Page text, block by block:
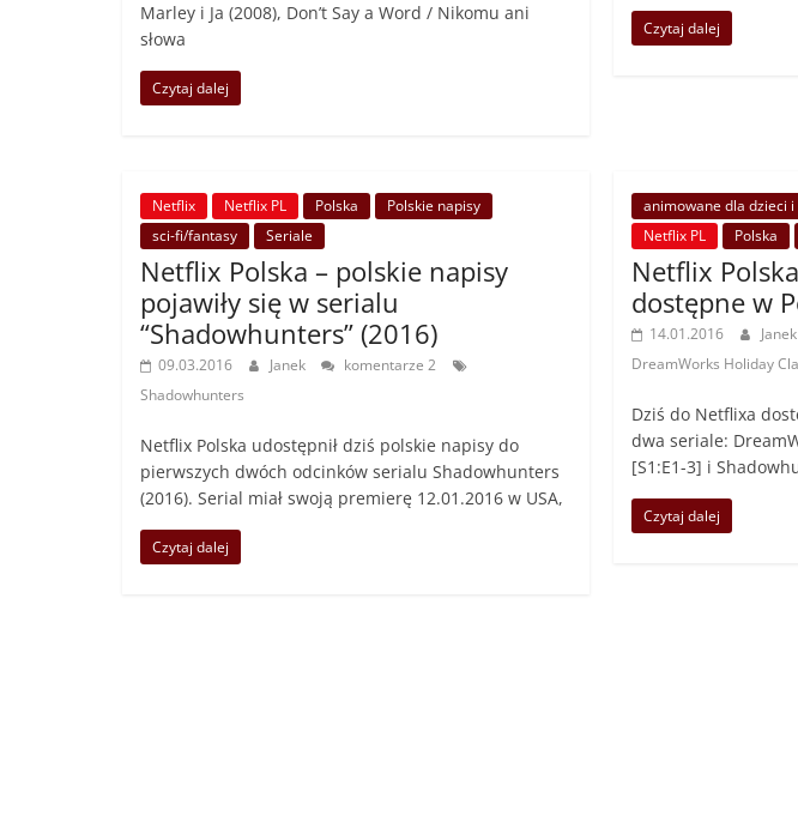
Marley i Ja (2008), Don’t Say a Word / Nikomu ani
słowa
Czytaj dalej
Czytaj dalej
Netflix Netflix PL Polska
Polskie napisy
sci-fi/fantasy
Seriale
Netflix Polska – polskie napisy
pojawiły się w serialu
“Shadowhunters” (2016)
09.03.2016 Janek
komentarze 2
Shadowhunters
Netflix Polska udostępnił dziś polskie napisy do
pierwszych dwóch odcinków serialu Shadowhunters
(2016). Serial miał swoją premierę 12.01.2016 w USA,
Czytaj dalej
animowane dla dzieci i
Netflix PL
Polska
Netflix
dostępne w
14.01.2016 Janek
DreamWorks Holiday
Dziś do Netflixa
dwa seriale:
[S1:E1-3] i
Czytaj dalej